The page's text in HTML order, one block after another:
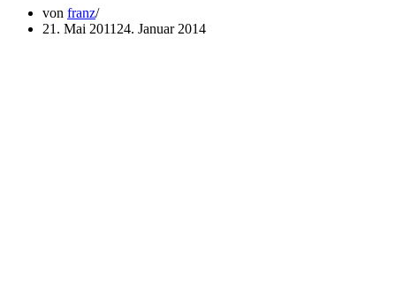
von franz
21. Mai 2011 24. Januar 2014